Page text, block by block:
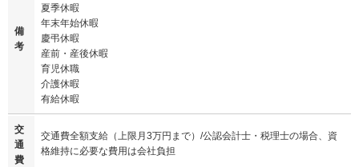
備
考
夏季休暇
年末年始休暇
慶弔休暇
産前・産後休暇
育児休職
介護休暇
有給休暇
交
通
費
交通費全額支給（上限月3万円まで）/公認会計士・税理士の場合、資
格維持に必要な費用は会社負担